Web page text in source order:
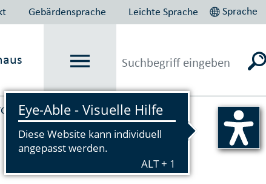
Gebärdensprache Leichte Sprache Sprache
2017 → Klimaportal →